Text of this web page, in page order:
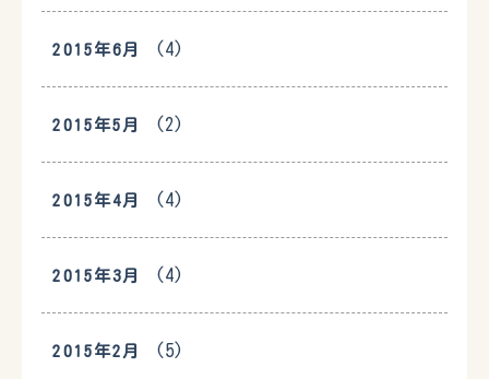
2015年6月 (4)
2015年5月 (2)
2015年4月 (4)
2015年3月 (4)
2015年2月 (5)